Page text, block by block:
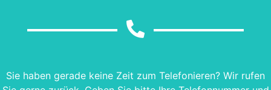
Sie haben gerade keine Zeit zum Telefonieren? Wir rufen